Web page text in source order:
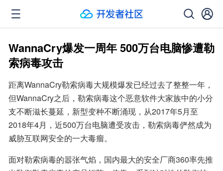
WannaCry爆发一周年 500万台电脑惨遭勒
索病毒攻击
距离WannaCry勒索病毒大规模爆发已经过去了整整一年，
但WannaCry之后，勒索病毒这个恶意软件大家族中的小分
支不断滋长蔓延，新型变种不断涌现，从2017年5月至
2018年4月，近500万台电脑遭受攻击，勒索病毒俨然成为
威胁互联网安全的一大毒瘤。
面对勒索病毒的嚣张气焰，国内最大的安全厂商360率先推